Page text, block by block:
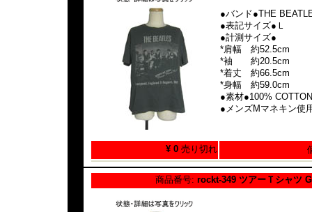
●バンド●THE
●表記サイズ●Ｌ
●計測サイズ●
*肩幅 約52.5cm
*袖 約20.5cm
*着丈 約66.5cm
*身幅 約59.0cm
●素材●100% COTTON
●メンズMマネキン使
¥ 0 売り切れ
商品番号: rockt-349 ツアーＴシャツ